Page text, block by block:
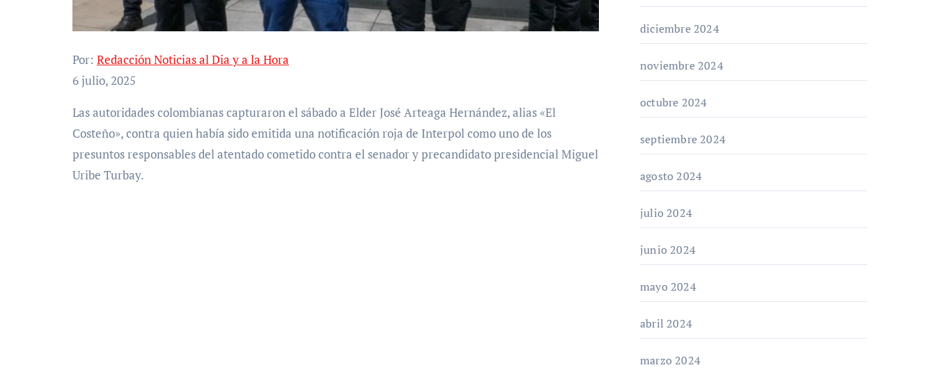
Por: Redacción Noticias al Dia y a la Hora
6 julio, 2025
Las autoridades colombianas capturaron el sábado a Elder José Arteaga Hernández, alias «El
Costeño», contra quien había sido emitida una notificación roja de Interpol como uno de los
presuntos responsables del atentado cometido contra el senador y precandidato presidencial Miguel
Uribe Turbay.
diciembre 2024
noviembre 2024
octubre 2024
septiembre 2024
agosto 2024
julio 2024
junio 2024
mayo 2024
abril 2024
marzo 2024